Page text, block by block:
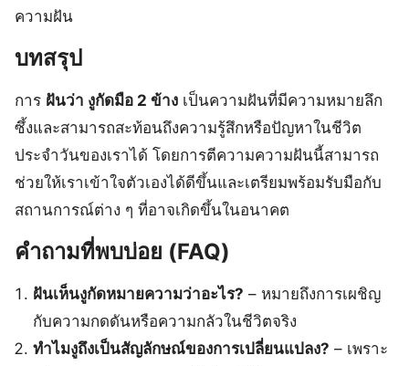
ความฝัน
บทสรุป
การ ฝันว่า งูกัดมือ 2 ข้าง เป็นความฝันที่มีความหมายลึก
ซึ้งและสามารถสะท้อนถึงความรู้สึกหรือปัญหาในชีวิต
ประจำวันของเราได้ โดยการตีความความฝันนี้สามารถ
ช่วยให้เราเข้าใจตัวเองได้ดีขึ้นและเตรียมพร้อมรับมือกับ
สถานการณ์ต่าง ๆ ที่อาจเกิดขึ้นในอนาคต
คำถามที่พบบ่อย (FAQ)
ฝันเห็นงูกัดหมายความว่าอะไร? – หมายถึงการเผชิญ
กับความกดดันหรือความกลัวในชีวิตจริง
ทำไมงูถึงเป็นสัญลักษณ์ของการเปลี่ยนแปลง? – เพราะ